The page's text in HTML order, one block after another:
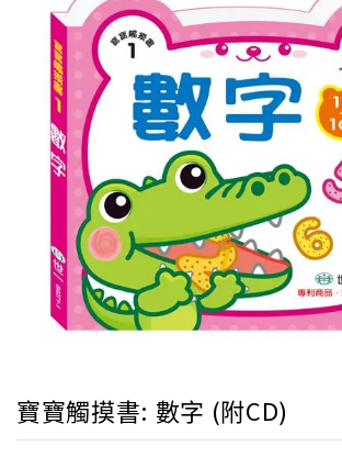
寶寶觸摸書: 數字 (附CD)